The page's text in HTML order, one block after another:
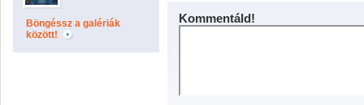
Böngéssz a galériák
között!
Kommentáld!